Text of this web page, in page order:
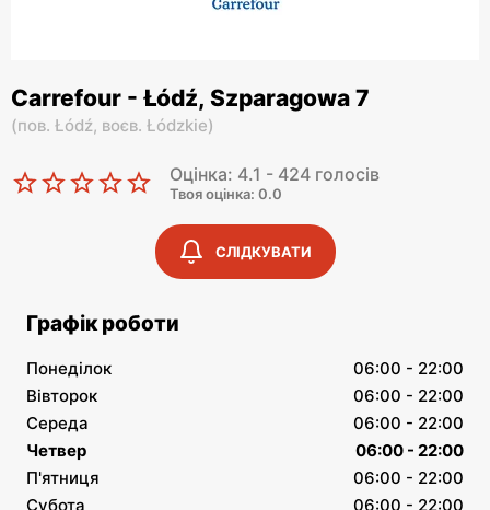
Carrefour - Łódź, Szparagowa 7
(пов. Łódź, воєв. Łódzkie)
Оцінка: 4.1 - 424 голосів
Твоя оцінка: 0.0
СЛІДКУВАТИ
Графік роботи
Понеділок
06:00 - 22:00
Вівторок
06:00 - 22:00
Середа
06:00 - 22:00
Четвер
06:00 - 22:00
П'ятниця
06:00 - 22:00
Субота
06:00 - 22:00